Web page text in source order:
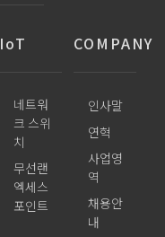
IoT
네트워
크 스위
치
무선랜
엑세스
포인트
COMPANY
인사말
연혁
사업영
역
채용안
내